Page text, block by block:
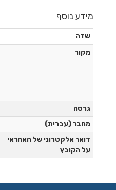
מידע נוסף
שדה
מקור
גרסה
מחבר (עברית)
דואר אלקטרוני של האחראי
על הקובץ